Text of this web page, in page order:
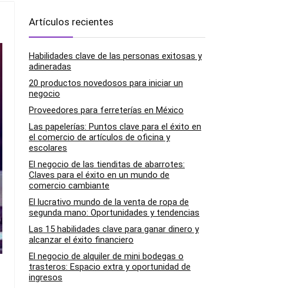
Artículos recientes
Habilidades clave de las personas exitosas y
adineradas
20 productos novedosos para iniciar un
negocio
Proveedores para ferreterías en México
Las papelerías: Puntos clave para el éxito en
el comercio de artículos de oficina y
escolares
El negocio de las tienditas de abarrotes:
Claves para el éxito en un mundo de
comercio cambiante
El lucrativo mundo de la venta de ropa de
segunda mano: Oportunidades y tendencias
Las 15 habilidades clave para ganar dinero y
alcanzar el éxito financiero
El negocio de alquiler de mini bodegas o
trasteros: Espacio extra y oportunidad de
ingresos